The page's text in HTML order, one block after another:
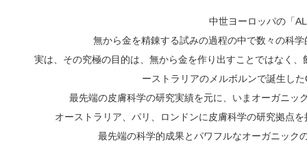
中世ヨーロッパの「
無から金を精錬する試みの過程の中で数々の科
実は、その究極の目的は、無から金を作り出すことではなく
ーストラリアのメルボルンで誕生し
最先端の皮膚科学の研究実績を元に、いまオーガニッ
オーストラリア、パリ、ロンドンに皮膚科学の研究拠点
最先端の科学的成果とパワフルなオーガニック